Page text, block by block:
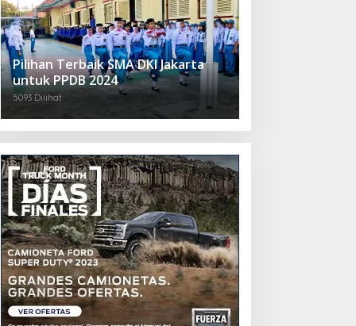
Pilihan Terbaik SMA DKI Jakarta
untuk PPDB 2024
5093 Dilihat